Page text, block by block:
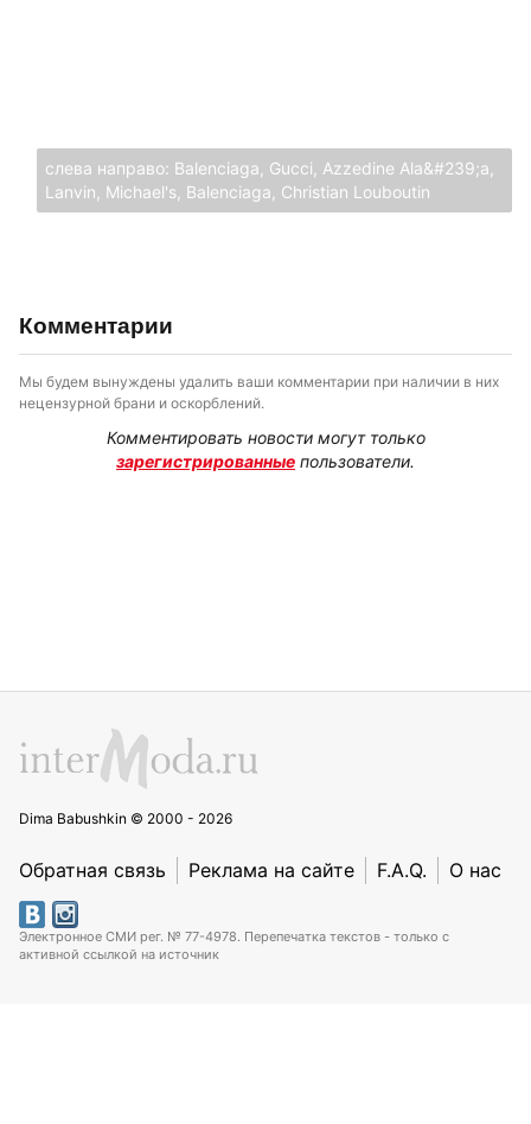
слева направо: Balenciaga, Gucci, Azzedine Ala&#239;a,
Lanvin, Michael's, Balenciaga, Christian Louboutin
Комментарии
Мы будем вынуждены удалить ваши комментарии при наличии в них
нецензурной брани и оскорблений.
Комментировать новости могут только
зарегистрированные пользователи.
Dima Babushkin © 2000 - 2026
Обратная связь Реклама на сайте F.A.Q. О нас
Электронное СМИ рег. № 77-4978. Перепечатка текстов - только с
активной ссылкой на источник